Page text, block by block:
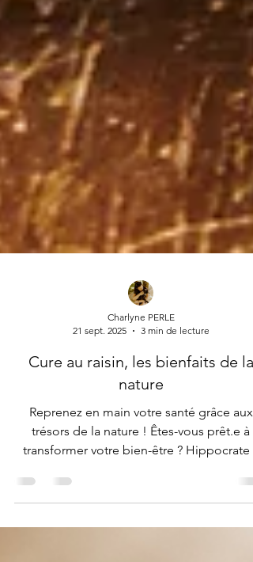
21 sept. 2025
3 min de lecture
Cure au raisin, les bienfaits de la
nature
Reprenez en main votre santé grâce aux
trésors de la nature ! Êtes-vous prêt.e à
transformer votre bien-être ? Hippocrate a